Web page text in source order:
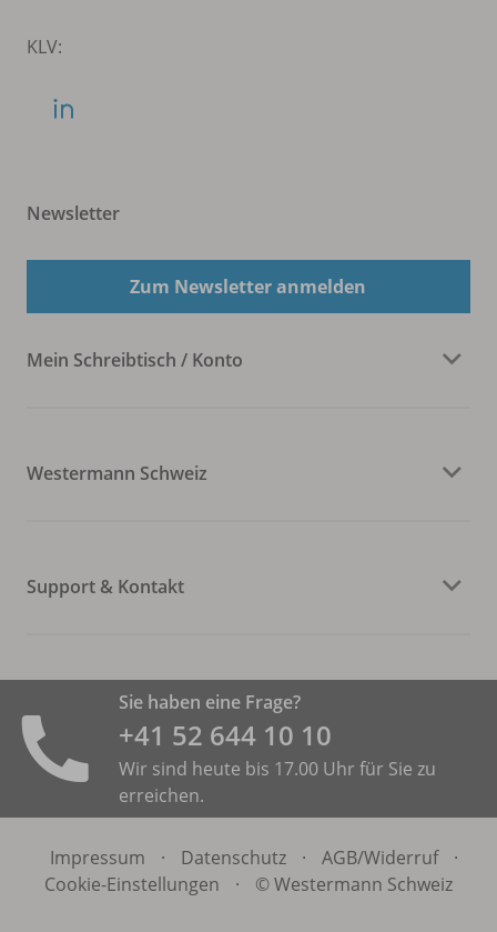
KLV:
Newsletter
Zum Newsletter anmelden
Mein Schreibtisch / Konto
Westermann Schweiz
Support & Kontakt
Sie haben eine Frage?
+41 52 644 10 10
Wir sind heute bis 17.00 Uhr für Sie zu
erreichen.
Impressum · Datenschutz · AGB/Widerruf
·
Cookie-Einstellungen
· © Westermann Schweiz